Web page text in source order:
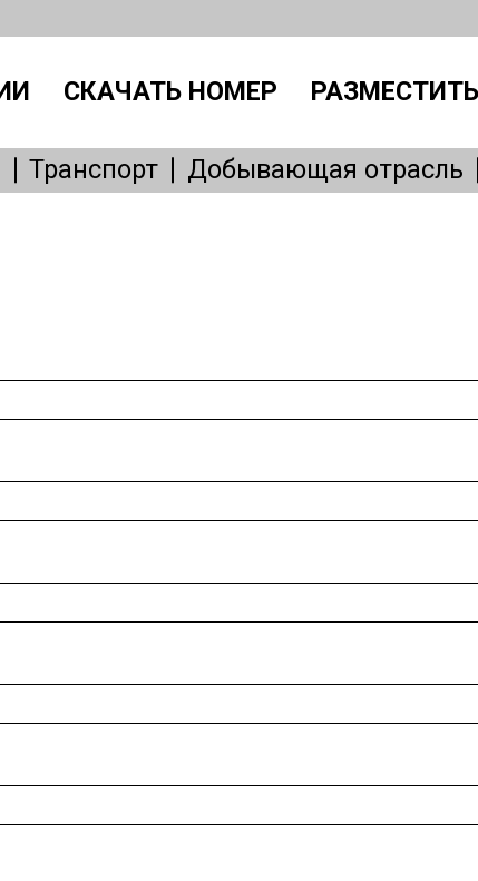
СКАЧАТЬ НОМЕР
Транспорт
Добывающая отрасль
Производство
IT, интернет